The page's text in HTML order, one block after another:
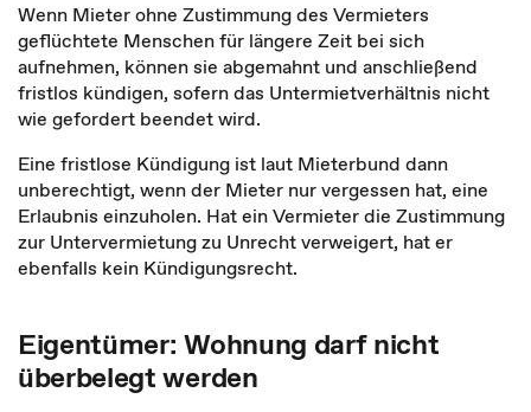
Wenn Mieter ohne Zustimmung des Vermieters
geflüchtete Menschen für längere Zeit bei sich
aufnehmen, können sie abgemahnt und anschließend
fristlos kündigen, sofern das Untermietverhältnis nicht
wie gefordert beendet wird.
Eine fristlose Kündigung ist laut Mieterbund dann
unberechtigt, wenn der Mieter nur vergessen hat, eine
Erlaubnis einzuholen. Hat ein Vermieter die Zustimmung
zur Untervermietung zu Unrecht verweigert, hat er
ebenfalls kein Kündigungsrecht.
Eigentümer: Wohnung darf nicht
überbelegt werden